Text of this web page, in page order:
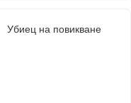
Убиец на повикване